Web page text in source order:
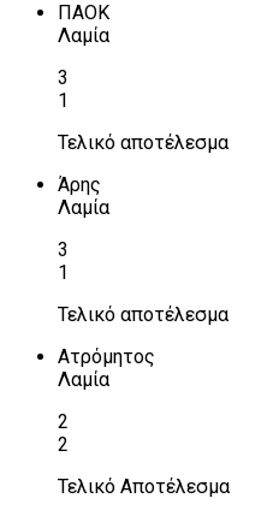
ΠΑΟΚ
Λαμία
3
1
Τελικό αποτέλεσμα
Άρης
Λαμία
3
1
Τελικό αποτέλεσμα
Ατρόμητος
Λαμία
2
2
Τελικό Αποτέλεσμα